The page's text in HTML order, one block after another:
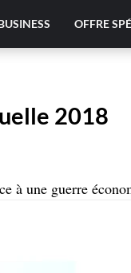
OFFRE
2018
à une guerre